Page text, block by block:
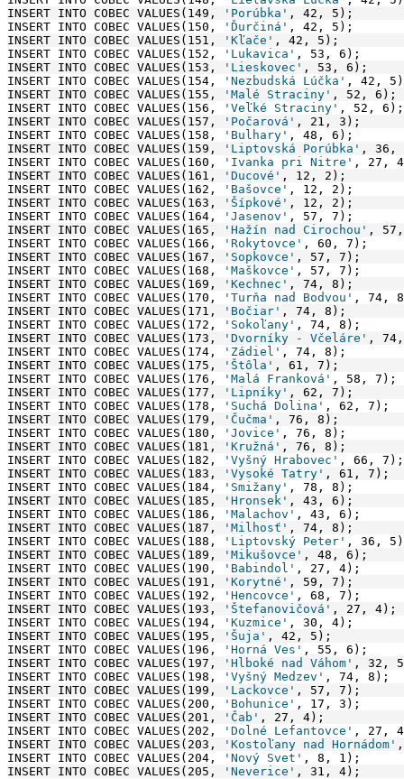
INSERT INTO COBEC VALUES(149,
'Porúbka' , 42, 5);
INSERT INTO COBEC VALUES(150,
'Ďurčiná' , 42, 5);
INSERT INTO COBEC VALUES(151,
'Kľače' , 42, 5);
INSERT INTO COBEC VALUES(152,
'Lukavica' , 53, 6);
INSERT INTO COBEC VALUES(153,
'Lieskovec' , 53, 6);
INSERT INTO COBEC VALUES(154,
'Nezbudská Lúčka' , 42,
INSERT INTO COBEC VALUES(155,
'Malé Straciny' , 52, 6);
INSERT INTO COBEC VALUES(156,
'Veľké Straciny' , 52, 6);
INSERT INTO COBEC VALUES(157,
'Počarová' , 21, 3);
INSERT INTO COBEC VALUES(158,
'Bulhary' , 48, 6);
INSERT INTO COBEC VALUES(159,
'Liptovská Porúbka' , 36,
INSERT INTO COBEC VALUES(160,
'Ivanka pri Nitre' , 27,
INSERT INTO COBEC VALUES(161,
'Ducové' , 12, 2);
INSERT INTO COBEC VALUES(162,
'Bašovce' , 12, 2);
INSERT INTO COBEC VALUES(163,
'Šípkové' , 12, 2);
INSERT INTO COBEC VALUES(164,
'Jasenov' , 57, 7);
INSERT INTO COBEC VALUES(165,
'Hažín nad Cirochou' ,
INSERT INTO COBEC VALUES(166,
'Rokytovce' , 60, 7);
INSERT INTO COBEC VALUES(167,
'Sopkovce' , 57, 7);
INSERT INTO COBEC VALUES(168,
'Maškovce' , 57, 7);
INSERT INTO COBEC VALUES(169,
'Kechnec' , 74, 8);
INSERT INTO COBEC VALUES(170,
'Turňa nad Bodvou' , 74,
INSERT INTO COBEC VALUES(171,
'Bočiar' , 74, 8);
INSERT INTO COBEC VALUES(172,
'Sokoľany' , 74, 8);
INSERT INTO COBEC VALUES(173,
'Dvorníky - Včeláre' ,
INSERT INTO COBEC VALUES(174,
'Zádiel' , 74, 8);
INSERT INTO COBEC VALUES(175,
'Štôla' , 61, 7);
INSERT INTO COBEC VALUES(176,
'Malá Franková' , 58, 7);
INSERT INTO COBEC VALUES(177,
'Lipníky' , 62, 7);
INSERT INTO COBEC VALUES(178,
'Suchá Dolina' , 62, 7);
INSERT INTO COBEC VALUES(179,
'Čučma' , 76, 8);
INSERT INTO COBEC VALUES(180,
'Jovice' , 76, 8);
INSERT INTO COBEC VALUES(181,
'Kružná' , 76, 8);
INSERT INTO COBEC VALUES(182,
'Vyšný Hrabovec' , 66, 7);
INSERT INTO COBEC VALUES(183,
'Vysoké Tatry' , 61, 7);
INSERT INTO COBEC VALUES(184,
'Smižany' , 78, 8);
INSERT INTO COBEC VALUES(185,
'Hronsek' , 43, 6);
INSERT INTO COBEC VALUES(186,
'Malachov' , 43, 6);
INSERT INTO COBEC VALUES(187,
'Milhosť' , 74, 8);
INSERT INTO COBEC VALUES(188,
'Liptovský Peter' , 36,
INSERT INTO COBEC VALUES(189,
'Mikušovce' , 48, 6);
INSERT INTO COBEC VALUES(190,
'Babindol' , 27, 4);
INSERT INTO COBEC VALUES(191,
'Korytné' , 59, 7);
INSERT INTO COBEC VALUES(192,
'Hencovce' , 68, 7);
INSERT INTO COBEC VALUES(193,
'Štefanovičová' , 27, 4);
INSERT INTO COBEC VALUES(194,
'Kuzmice' , 30, 4);
INSERT INTO COBEC VALUES(195,
'Šuja' , 42, 5);
INSERT INTO COBEC VALUES(196,
'Horná Ves' , 55, 6);
INSERT INTO COBEC VALUES(197,
'Hlboké nad Váhom' , 32,
INSERT INTO COBEC VALUES(198,
'Vyšný Medzev' , 74, 8);
INSERT INTO COBEC VALUES(199,
'Lackovce' , 57, 7);
INSERT INTO COBEC VALUES(200,
'Bohunice' , 17, 3);
INSERT INTO COBEC VALUES(201,
'Čab' , 27, 4);
INSERT INTO COBEC VALUES(202,
'Dolné Lefantovce' , 27,
INSERT INTO COBEC VALUES(203,
'Kostoľany nad Hornádom'
INSERT INTO COBEC VALUES(204,
'Nový Svet' , 8, 1);
INSERT INTO COBEC VALUES(205,
'Neverice' , 31, 4);